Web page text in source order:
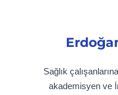
Sağlık
akademisyen ve